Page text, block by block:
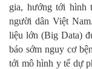
gia, hướng tới hình
người dân Việt
liệu lớn (Big Data)
báo sớm nguy cơ
tới mô hình y tế dự